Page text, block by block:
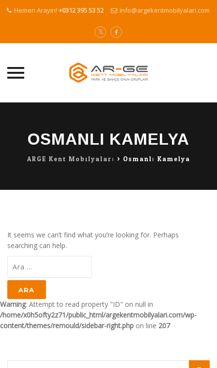
Hemen Arayın! +0312 395 53 52 info@argekentmobilyalari.com
OSMANLI KAMELYA
ARGE Kent Mobilyaları > Osmanlı Kamelya
It seems we can’t find what you’re looking for. Perhaps
searching can help.
Warning: Attempt to read property "ID" on null in
/home/x0h5ofty2z71/public_html/argekentmobilyalari.com/wp-
content/themes/remould/sidebar-right.php on line 207